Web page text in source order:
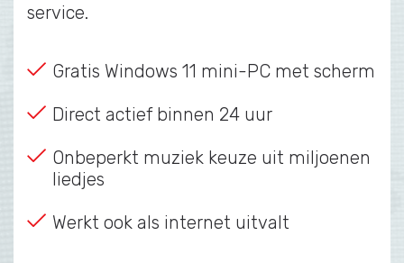
service.
Gratis Windows 11 mini-PC met scherm
Direct actief binnen 24 uur
Onbeperkt muziek keuze uit miljoenen
liedjes
Werkt ook als internet uitvalt